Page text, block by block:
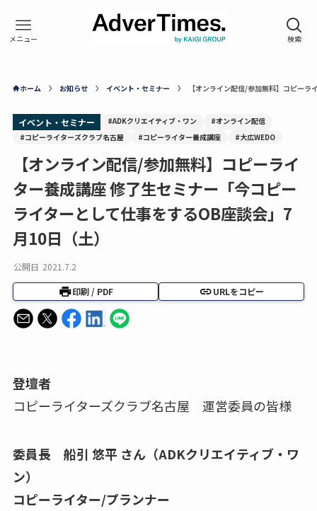
ホーム お知らせ イベント・セミナー 【オンライン配信/参加無料】コピー
イベント・セミナー #ADKクリエイティブ・ワン
#オンライン配信
#コピーライターズクラブ名古屋
#コピーライター養成講座 #大広WEDO
【オンライン配信/参加無料】コピーライ
ター養成講座 修了生セミナー「今コピー
ライターとして仕事をするOB座談会」7
月10日（土）
公開日 2021.7.2
印刷 / PDF URLをコピー
登壇者
コピーライターズクラブ名古屋 運営委員の皆様
委員長 船引 悠平 さん（ADKクリエイティブ・ワ
ン）
コピーライター/プランナー